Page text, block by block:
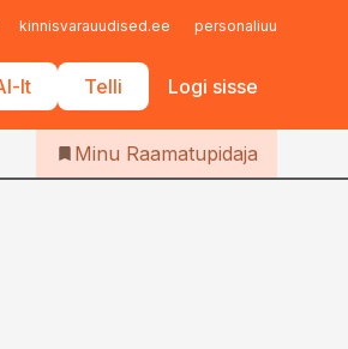
kinnisvarauudised.ee personaliuudised.ee
lt Telli Logi sisse
Iseteenindus
Telli Raamatupidaja
Minu Raamatupidaja